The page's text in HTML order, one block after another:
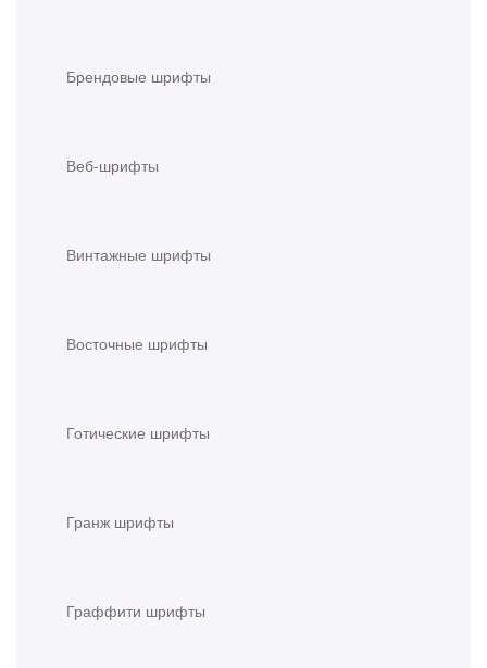
Брендовые шрифты
Веб-шрифты
Винтажные шрифты
Восточные шрифты
Готические шрифты
Гранж шрифты
Граффити шрифты